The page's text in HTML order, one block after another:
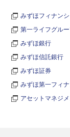
みずほフィナン
第一ライフグル
みずほ銀行
みずほ信託銀行
みずほ証券
みずほ第一フィ
アセットマネジ